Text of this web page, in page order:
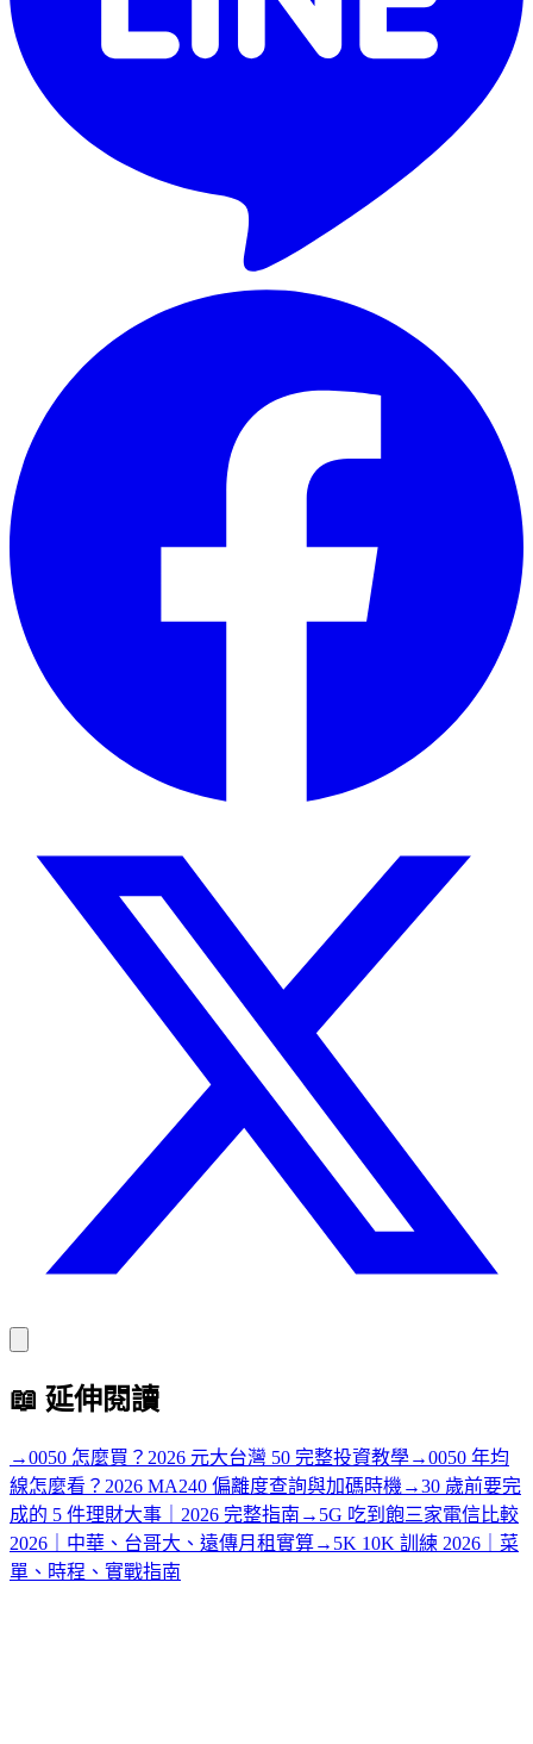
📖 延伸閱讀
→0050 怎麼買？2026 元大台灣 50 完整投資教學→0050 年均
線怎麼看？2026 MA240 偏離度查詢與加碼時機 →30 歲前要完
成的 5 件理財大事｜2026 完整指南 → 5G 吃到飽三家電信比較
2026｜中華、台哥大、遠傳月租實算→ 5K 10K 訓練 2026｜菜
單、時程、實戰指南